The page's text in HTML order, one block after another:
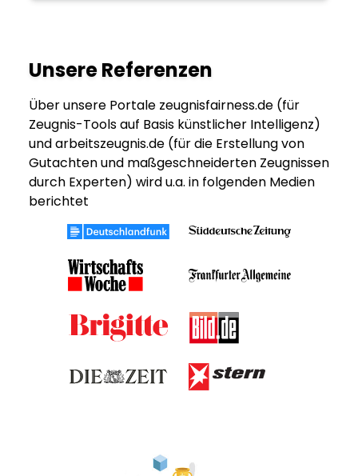
Unsere Referenzen
Über unsere Portale zeugnisfairness.de (für
Zeugnis-Tools auf Basis künstlicher Intelligenz)
und arbeitszeugnis.de (für die Erstellung von
Gutachten und maßgeschneiderten Zeugnissen
durch Experten) wird u.a. in folgenden Medien
berichtet